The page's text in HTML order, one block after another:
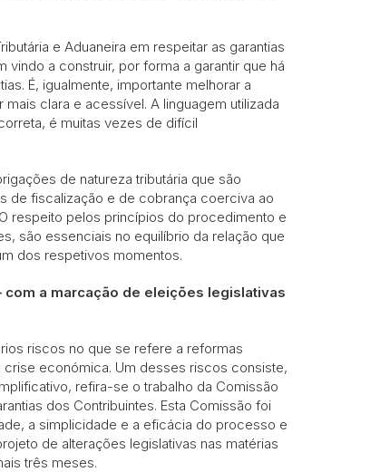
e Aduaneira em respeitar as garantias
a construir, por forma a garantir que há
É, igualmente, importante melhorar a
clara e acessível. A linguagem utilizada
é muitas vezes de difícil
de natureza tributária que são
de fiscalização e de cobrança coerciva ao
respeito pelos princípios do procedimento e
são essenciais no equilíbrio da relação que
dos respetivos momentos.
a marcação de eleições legislativas
riscos no que se refere a reformas
económica. Um desses riscos consiste,
refira-se o trabalho da Comissão
dos Contribuintes. Esta Comissão foi
a simplicidade e a eficácia do processo e
de alterações legislativas nas matérias
três meses.